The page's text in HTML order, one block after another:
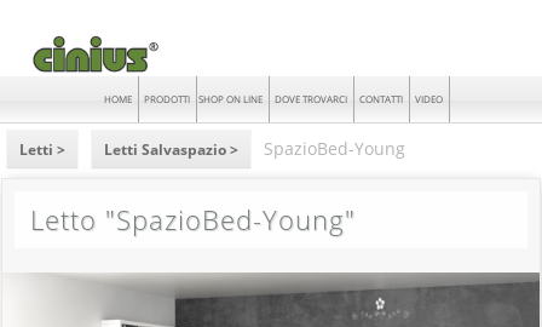
HOME PRODOTTI SHOP ON LINE DOVE TROVARCI CONTATTI VIDEO
Letti > Letti Salvaspazio > SpazioBed-Young
Letto "SpazioBed-Young"